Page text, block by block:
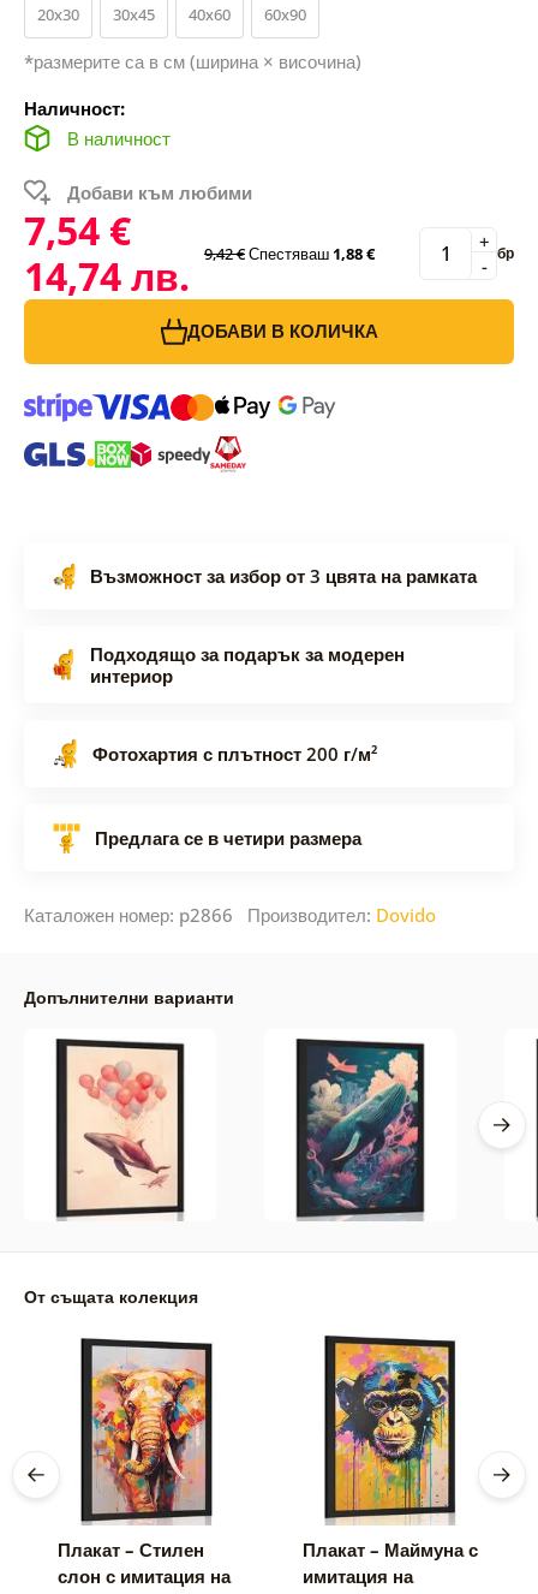
20x30 30x45 40x60 60x90
*размерите са в см (ширина × височина)
Наличност:
В наличност
Добави към любими
7,54 €
14,74 лв.
9,42 €Спестяваш1,88 € -
+ бр
ДОБАВИ В КОЛИЧКА
Възможност за избор от 3 цвята на рамката
Подходящо за подарък за модерен
интериор
Фотохартия с плътност 200 г/м²
Предлага се в четири размера
Каталожен номер: p2866 Производител: Dovido
Допълнителни варианти
От същата колекция
Плакат – Стилен
слон с имитация на
Плакат – Маймуна с
имитация на